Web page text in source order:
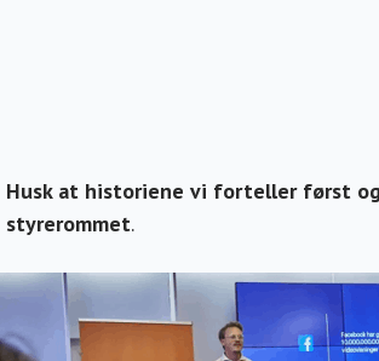
Husk at historiene vi forteller først
styrerommet.